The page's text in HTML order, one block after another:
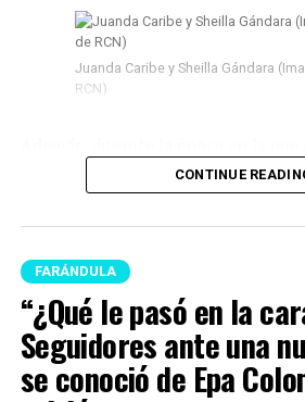
Juanda Caribe y Sheilla Gándara
RCN)
varios rumores de
poco, en las últimas semanas del
empezó a tener acercamientos
Lee también: “¿Qué le pasó en la
Seguidores ante una nueva foto
Epa Colombia desde prisión
En este caso, el comediante fue
CONTINUE
FARÁNDULA
“¿Qué le pasó en la
Seguidores ante una
se conoció de Epa